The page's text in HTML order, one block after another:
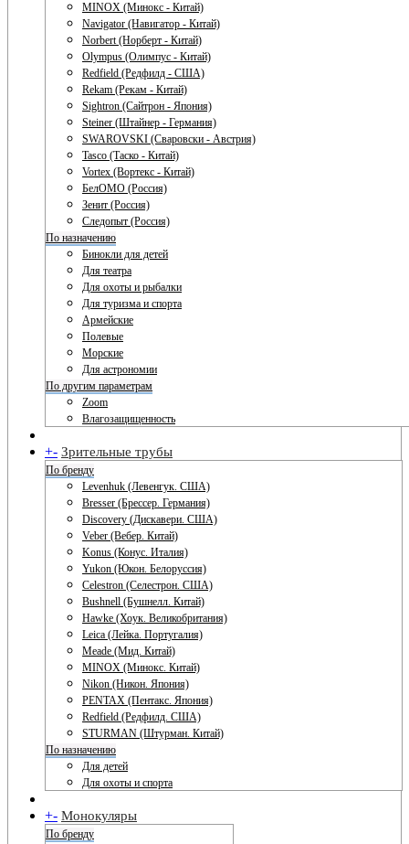
MINOX (Минокс - Китай)
Navigator (Навигатор - Китай)
Norbert (Норберт - Китай)
Olympus (Олимпус - Китай)
Redfield (Редфилд - США)
Rekam (Рекам - Китай)
Sightron (Сайтрон - Япония)
Steiner (Штайнер - Германия)
SWAROVSKI (Сваровски - Австрия)
Tasco (Таско - Китай)
Vortex (Вортекс - Китай)
БелОМО (Россия)
Зенит (Россия)
Следопыт (Россия)
По назначению
Бинокли для детей
Для театра
Для охоты и рыбалки
Для туризма и спорта
Армейские
Полевые
Морские
Для астрономии
По другим параметрам
Zoom
Влагозащищенность
+- Зрительные трубы
По бренду
Levenhuk (Левенгук. США)
Bresser (Брессер. Германия)
Discovery (Дискавери. США)
Veber (Вебер. Китай)
Konus (Конус. Италия)
Yukon (Юкон. Белоруссия)
Celestron (Селестрон. США)
Bushnell (Бушнелл. Китай)
Hawke (Хоук. Великобритания)
Leica (Лейка. Португалия)
Meade (Мид. Китай)
MINOX (Минокс. Китай)
Nikon (Никон. Япония)
PENTAX (Пентакс. Япония)
Redfield (Редфилд. США)
STURMAN (Штурман. Китай)
По назначению
Для детей
Для охоты и спорта
+- Монокуляры
По бренду